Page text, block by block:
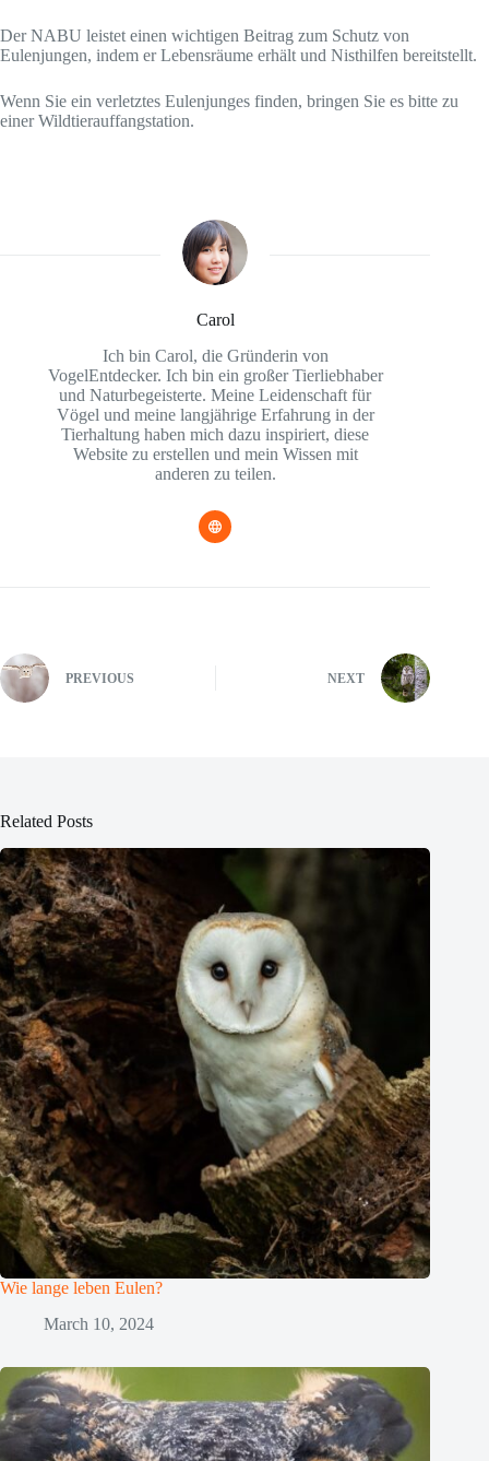
Der NABU leistet einen wichtigen Beitrag zum Schutz von
Eulenjungen, indem er Lebensräume erhält und Nisthilfen bereitstellt.
Wenn Sie ein verletztes Eulenjunges finden, bringen Sie es bitte zu
einer Wildtierauffangstation.
Carol
Ich bin Carol, die Gründerin von
VogelEntdecker. Ich bin ein großer Tierliebhaber
und Naturbegeisterte. Meine Leidenschaft für
Vögel und meine langjährige Erfahrung in der
Tierhaltung haben mich dazu inspiriert, diese
Website zu erstellen und mein Wissen mit
anderen zu teilen.
PREVIOUS NEXT
Related Posts
Wie lange leben Eulen?
March 10, 2024